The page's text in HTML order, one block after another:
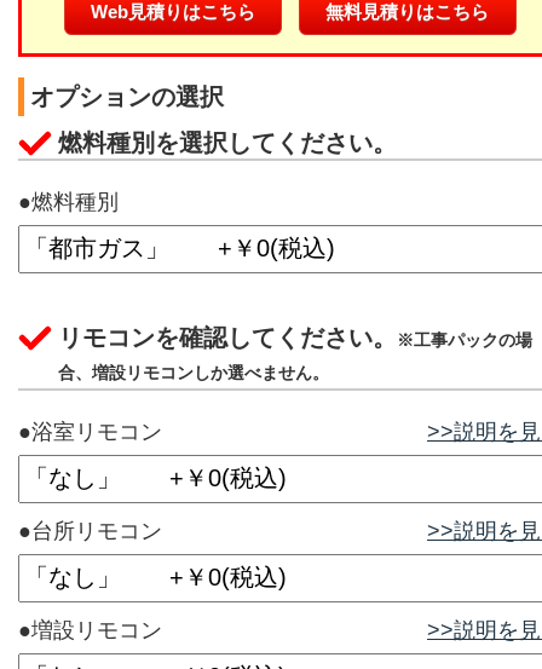
Web見積りはこちら 無料見積りはこちら
オプションの選択
燃料種別を選択してください。
●燃料種別
リモコンを確認してください。
※工事パックの場
合、増設リモコンしか選べません。
●浴室リモコン >>説明を
●台所リモコン >>説明を
●増設リモコン >>説明を